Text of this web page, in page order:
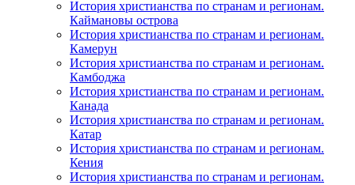
История христианства по странам и регионам.
Каймановы острова
История христианства по странам и регионам.
Камерун
История христианства по странам и регионам.
Камбоджа
История христианства по странам и регионам.
Канада
История христианства по странам и регионам.
Катар
История христианства по странам и регионам.
Кения
История христианства по странам и регионам.